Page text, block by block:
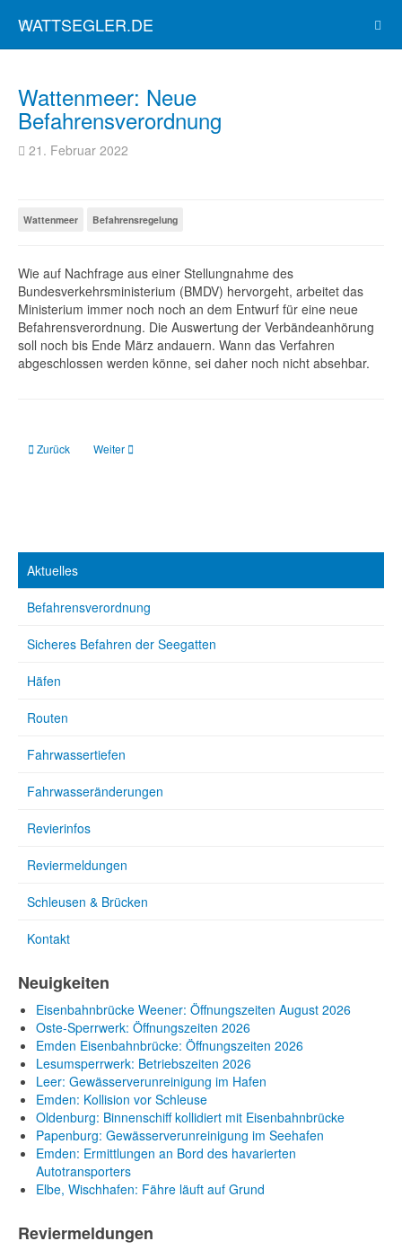
WATTSEGLER.DE
Wattenmeer: Neue
Befahrensverordnung
21. Februar 2022
Wattenmeer Befahrensregelung
Wie auf Nachfrage aus einer Stellungnahme des
Bundesverkehrsministerium (BMDV) hervorgeht, arbeitet das
Ministerium immer noch noch an dem Entwurf für eine neue
Befahrensverordnung. Die Auswertung der Verbändeanhörung
soll noch bis Ende März andauern. Wann das Verfahren
abgeschlossen werden könne, sei daher noch nicht absehbar.
Vorheriger Beitrag: Spiekeroog: Rund 130 Freiwillige sammeln Müll ein
Zurück Nächster Beitrag: Wattenmeer: Erneuter Höchststand bei
Weiter
Aktuelles
Befahrensverordnung
Sicheres Befahren der Seegatten
Häfen
Routen
Fahrwassertiefen
Fahrwasseränderungen
Revierinfos
Reviermeldungen
Schleusen & Brücken
Kontakt
Neuigkeiten
Eisenbahnbrücke Weener: Öffnungszeiten August 2026
Oste-Sperrwerk: Öffnungszeiten 2026
Emden Eisenbahnbrücke: Öffnungszeiten 2026
Lesumsperrwerk: Betriebszeiten 2026
Leer: Gewässerverunreinigung im Hafen
Emden: Kollision vor Schleuse
Oldenburg: Binnenschiff kollidiert mit Eisenbahnbrücke
Papenburg: Gewässerverunreinigung im Seehafen
Emden: Ermittlungen an Bord des havarierten
Autotransporters
Elbe, Wischhafen: Fähre läuft auf Grund
Reviermeldungen